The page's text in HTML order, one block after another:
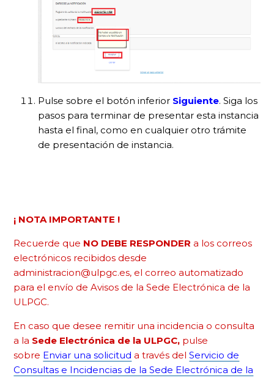
Pulse sobre el botón inferior Siguiente. Siga los
pasos para terminar de presentar esta instancia
hasta el final, como en cualquier otro trámite
de presentación de instancia.
¡ NOTA IMPORTANTE !
Recuerde que NO DEBE RESPONDER a los correos
electrónicos recibidos desde
administracion@ulpgc.es, el correo automatizado
para el envío de Avisos de la Sede Electrónica de la
ULPGC.
En caso que desee remitir una incidencia o consulta
a la Sede Electrónica de la ULPGC, pulse
sobre Enviar una solicitud a través delServicio de
Consultas e Incidencias de la Sede Electrónica de la